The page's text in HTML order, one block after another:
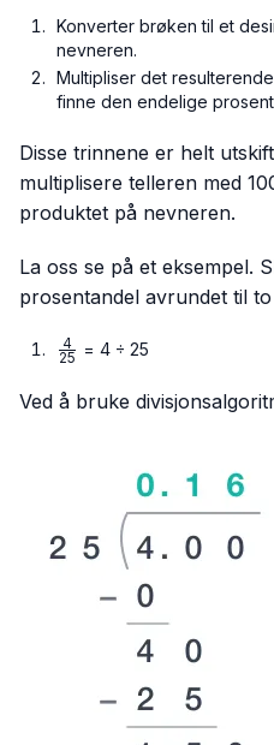
Konverter brøken til et
nevneren.
Multipliser det
finne den endelige
Disse trinnene er helt
multiplisere telleren med
produktet på nevneren.
La oss se på et eksempel.
prosentandel avrundet til to
\frac{4}
25
4 = 4 ÷ 25
Ved å bruke